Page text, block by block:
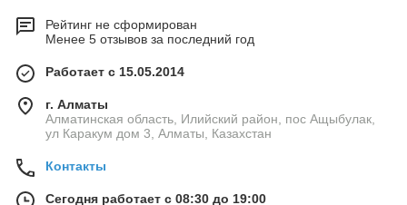
Рейтинг не сформирован
Менее 5 отзывов за последний год
Работает с 15.05.2014
г. Алматы
Алматинская область, Илийский район, пос Ащыбулак,
ул Каракум дом 3, Алматы, Казахстан
Контакты
Сегодня работает с 08:30 до 19:00